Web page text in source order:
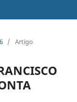
/ Artigo